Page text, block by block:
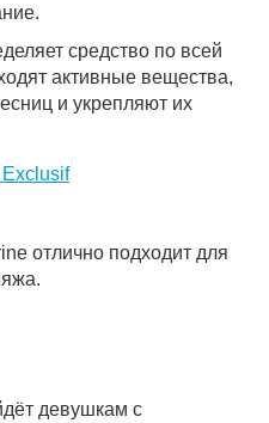
средство по всей
активные вещества,
и укрепляют их
отлично подходит для
девушкам с